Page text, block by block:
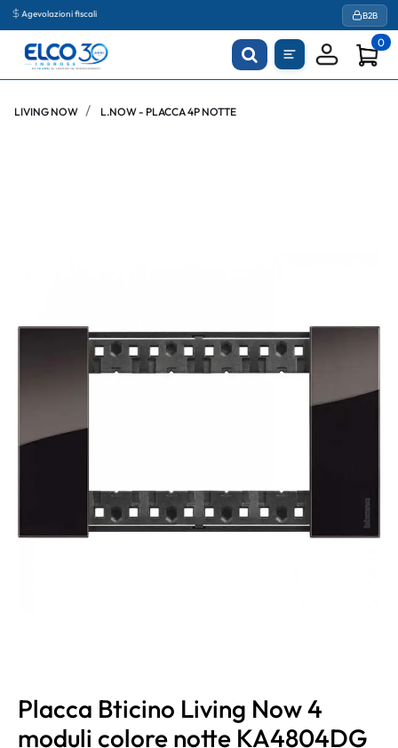
Agevolazioni fiscali B2B
0
LIVING NOW L.NOW - PLACCA 4P NOTTE
Placca Bticino Living Now 4
moduli colore notte KA4804DG